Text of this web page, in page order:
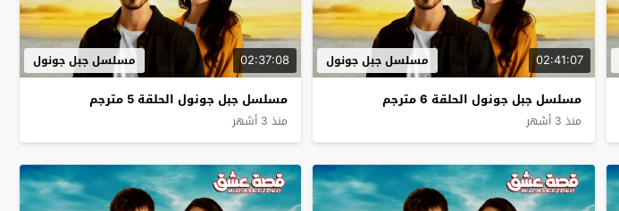
02:41:07 مسلسل جبل جونول
مسلسل جبل جونول الحلقة 6 مترجم
منذ 3 أشهر
02:37:08 مسلسل جبل جونول
مسلسل جبل جونول الحلقة 5 مترجم
منذ 3 أشهر